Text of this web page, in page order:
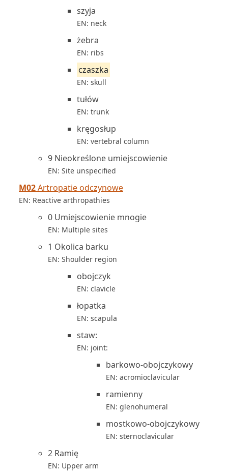
szyja
EN: neck
żebra
EN: ribs
czaszka
EN: skull
tułów
EN: trunk
kręgosłup
EN: vertebral column
9 Nieokreślone umiejscowienie
EN: Site unspecified
M02Artropatie odczynowe
EN: Reactive arthropathies
0 Umiejscowienie mnogie
EN: Multiple sites
1 Okolica barku
EN: Shoulder region
obojczyk
EN: clavicle
łopatka
EN: scapula
staw:
EN: joint:
barkowo-obojczykowy
EN: acromioclavicular
ramienny
EN: glenohumeral
mostkowo-obojczykowy
EN: sternoclavicular
2 Ramię
EN: Upper arm